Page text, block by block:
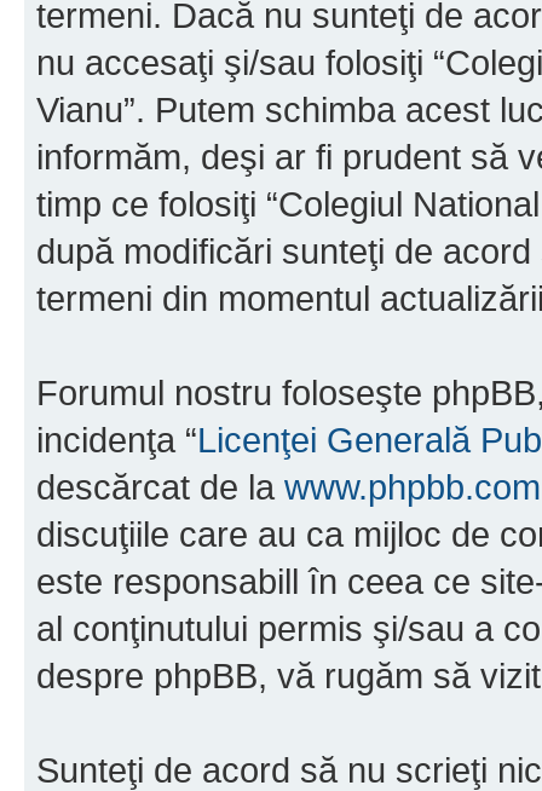
termeni. Dacă nu sunteţi de
nu accesaţi şi/sau folosiţi
Vianu”. Putem schimba acest
informăm, deşi ar fi prudent să
timp ce folosiţi “Colegiul
după modificări sunteţi de
termeni din momentul
Forumul nostru foloseşte
incidenţa “Licenţei Generală
descărcat de la www.phpbb.com
discuţiile care au ca mijloc de
este responsabill în ceea ce
al conţinutului permis şi/sau a
despre phpBB, vă rugăm să
Sunteţi de acord să nu scrieţi